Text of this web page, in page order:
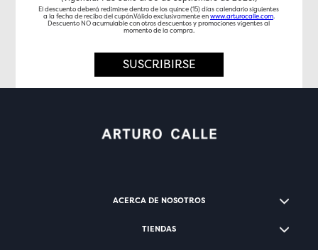
El descuento deberá redimirse dentro de los quince (15) días calendario siguientes
a la fecha de recibo del cupón.Válido exclusivamente enwww.arturocalle.com.
Descuento NO acumulable con otros descuentos y promociones vigentes al
momento de la compra.
SUSCRIBIRSE
ACERCA DE NOSOTROS
TIENDAS